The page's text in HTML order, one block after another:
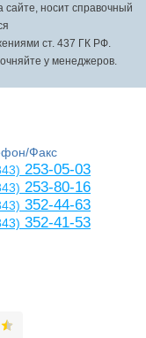
носит справочный
ст. 437 ГК РФ.
у менеджеров.
Факс
253-05-03
253-80-16
352-44-63
352-41-53